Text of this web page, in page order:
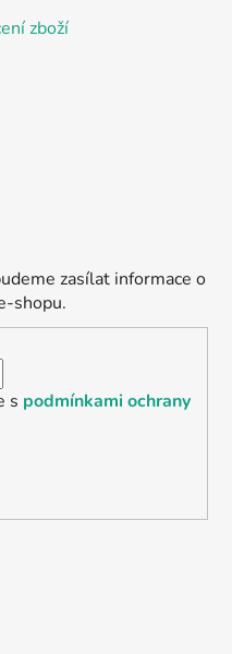
zboží
zasílat informace o
shopu.
s podmínkami ochrany